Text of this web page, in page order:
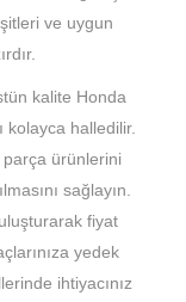
ve uygun
kalite Honda
kolayca halledilir.
parça ürünlerini
sağlayın.
fiyat
yedek
ihtiyacınız